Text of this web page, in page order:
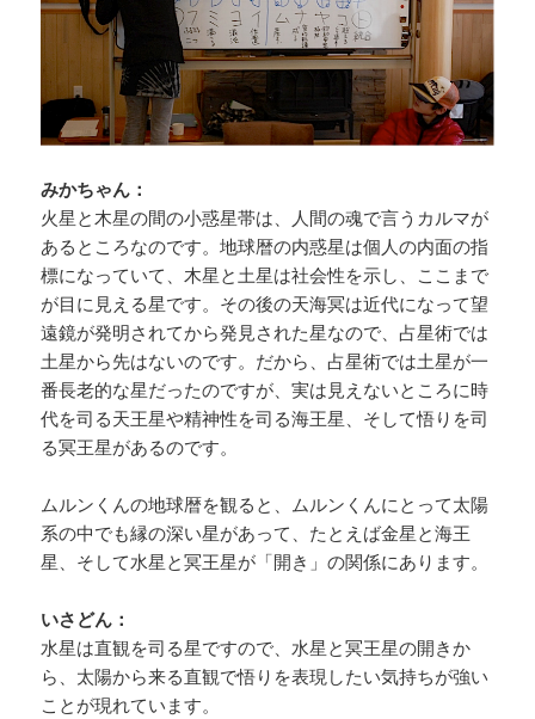
みかちゃん：
火星と木星の間の小惑星帯は、人間の魂で言うカルマが
あるところなのです。地球暦の内惑星は個人の内面の指
標になっていて、木星と土星は社会性を示し、ここまで
が目に見える星です。その後の天海冥は近代になって望
遠鏡が発明されてから発見された星なので、占星術では
土星から先はないのです。だから、占星術では土星が一
番長老的な星だったのですが、実は見えないところに時
代を司る天王星や精神性を司る海王星、そして悟りを司
る冥王星があるのです。
ムルンくんの地球暦を観ると、ムルンくんにとって太陽
系の中でも縁の深い星があって、たとえば金星と海王
星、そして水星と冥王星が「開き」の関係にあります。
いさどん：
水星は直観を司る星ですので、水星と冥王星の開きか
ら、太陽から来る直観で悟りを表現したい気持ちが強い
ことが現れています。